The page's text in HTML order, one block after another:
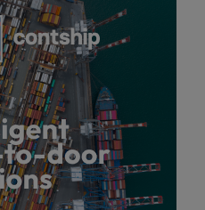
per un polo logistico da
metri quadrati, con i lavori in
quarto trimestre del 2026.